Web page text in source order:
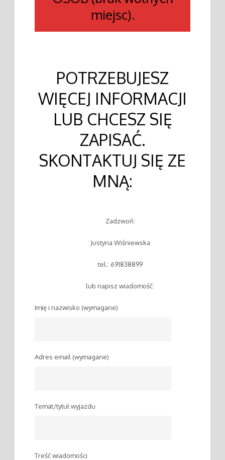
miejsc).
POTRZEBUJESZ
WIĘCEJ INFORMACJI
LUB CHCESZ SIĘ
ZAPISAĆ.
SKONTAKTUJ SIĘ ZE
MNĄ:
Zadzwoń:
Justyna Wiśniewska
tel.: 691838899
lub napisz wiadomość:
Imię i nazwisko (wymagane)
Adres email (wymagane)
Temat/tytuł wyjazdu
Treść wiadomości